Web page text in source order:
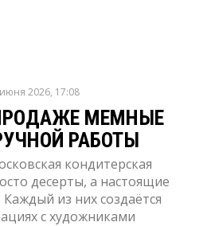
2026, 17:08
МЕМНЫЕ
РАБОТЫ
кондитерская
десерты, а настоящие
из них создаётся
с художниками